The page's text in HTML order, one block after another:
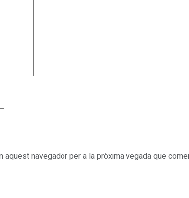
navegador per a la pròxima vegada que